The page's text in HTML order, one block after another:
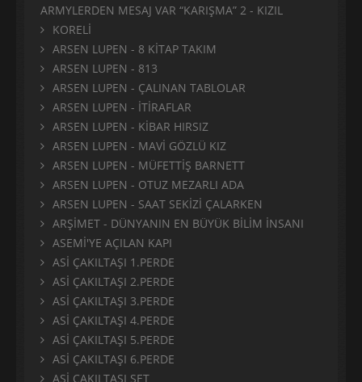
ARMYLERDEN MESAJ VAR “KARIŞMA” 2 - KIZIL
KORELİ
ARSEN LUPEN - 8 KİTAP TAKIM
ARSEN LUPEN - 813
ARSEN LUPEN - ÇALINAN TABLOLAR
ARSEN LUPEN - İTİRAFLAR
ARSEN LUPEN - KİBAR HIRSIZ
ARSEN LUPEN - MAVİ GÖZLÜ KIZ
ARSEN LUPEN - MÜFETTİŞ BARNETT
ARSEN LUPEN - OTUZ MEZARLI ADA
ARSEN LUPEN - SAAT SEKİZİ ÇALARKEN
ARŞİMET - DÜNYANIN EN BÜYÜK BİLİM İNSANI
ASEMİ'YE AÇILAN KAPI
ASİ ÇAKILTAŞI 1.PERDE
ASİ ÇAKILTAŞI 2.PERDE
ASİ ÇAKILTAŞI 3.PERDE
ASİ ÇAKILTAŞI 4.PERDE
ASİ ÇAKILTAŞI 5.PERDE
ASİ ÇAKILTAŞI 6.PERDE
ASİ ÇAKILTAŞI SET